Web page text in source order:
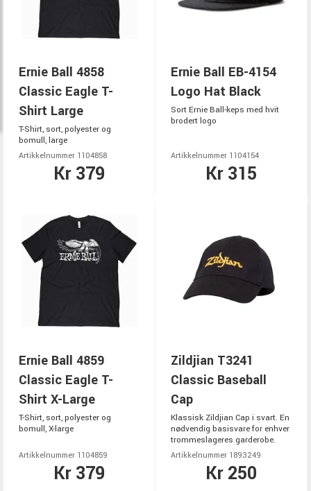
Ernie Ball 4858
Classic Eagle T-
Shirt Large
T-Shirt, sort, polyester og
bomull, large
Artikkelnummer 1104858
Kr 379
Ernie Ball EB-4154
Logo Hat Black
Sort Ernie Ball-keps med hvit
brodert logo
Artikkelnummer 1104154
Kr 315
Ernie Ball 4859
Classic Eagle T-
Shirt X-Large
T-Shirt, sort, polyester og
bomull, X-large
Artikkelnummer 1104859
Kr 379
Zildjian T3241
Classic Baseball
Cap
Klassisk Zildjian Cap i svart. En
nødvendig basisvare for enhver
trommeslageres garderobe.
Artikkelnummer 1893249
Kr 250